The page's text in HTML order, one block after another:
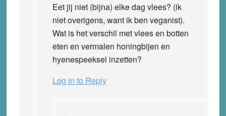
Eet jij niet (bijna) elke dag vlees? (ik
niet overigens, want ik ben veganist).
Wat is het verschil met vlees en botten
eten en vermalen honingbijen en
hyenespeeksel inzetten?
Log in to Reply